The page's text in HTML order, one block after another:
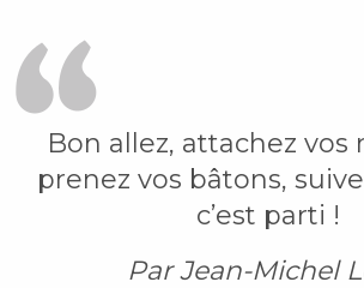
Bon allez, attachez vos
prenez vos bâtons,
c’est parti !
Par Jean-Michel